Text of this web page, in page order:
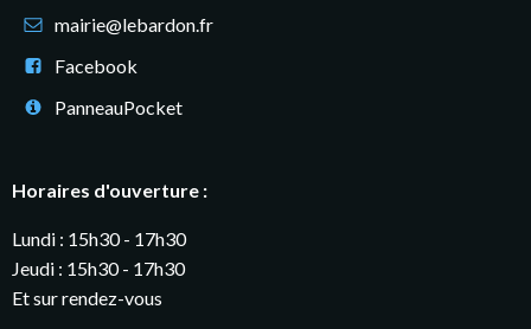
mairie@lebardon.fr
Facebook
PanneauPocket
Horaires d'ouverture :
Lundi : 15h30 - 17h30
Jeudi : 15h30 - 17h30
Et sur rendez-vous